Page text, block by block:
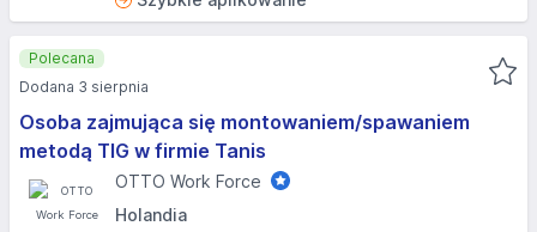
Osoba zajmująca się montowaniem/spawaniem
metodą TIG w firmie Tanis
OTTO Work Force
Holandia
Polecana
Dodana 3 sierpnia